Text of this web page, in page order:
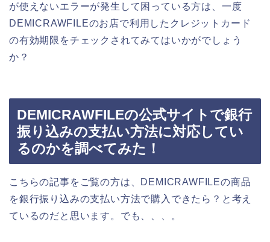
が使えないエラーが発生して困っている方は、一度
DEMICRAWFILEのお店で利用したクレジットカード
の有効期限をチェックされてみてはいかがでしょう
か？
DEMICRAWFILEの公式サイトで銀行
振り込みの支払い方法に対応してい
るのかを調べてみた！
こちらの記事をご覧の方は、DEMICRAWFILEの商品
を銀行振り込みの支払い方法で購入できたら？と考え
ているのだと思います。でも、、、。